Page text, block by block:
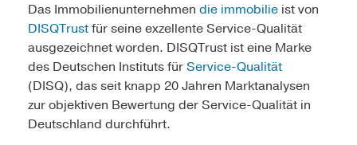
Das Immobilienunternehmen die immobilie ist von
DISQTrustfür seine exzellente Service-Qualität
ausgezeichnet worden. DISQTrust ist eine Marke
des Deutschen Instituts fürService-Qualität
(DISQ), das seit knapp 20 Jahren Marktanalysen
zur objektiven Bewertung der Service-Qualität in
Deutschland durchführt.